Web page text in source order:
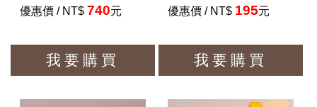
優惠價 / NT$ 740元
我要購買
優惠價 / NT$ 195元
我要購買